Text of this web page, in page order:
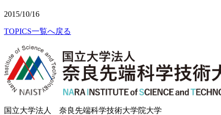
2015/10/16
TOPICS一覧へ戻る
国立大学法人 奈良先端科学技術大学院大学